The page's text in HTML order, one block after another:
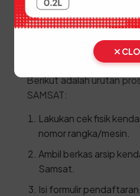
BPKB asli dan
Berikut adalah urutan
SAMSAT:
Lakukan cek fisik
nomor rangka/mesin.
Ambil berkas arsip
Samsat.
Isi formulir